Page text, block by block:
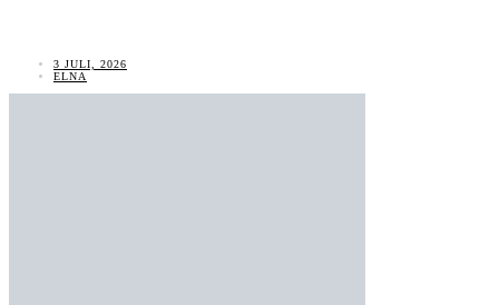
3 JULI, 2026
ELNA